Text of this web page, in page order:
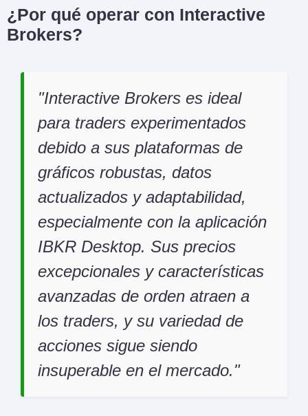
¿Por qué operar con Interactive
Brokers?
Interactive Brokers es ideal
para traders experimentados
debido a sus plataformas de
gráficos robustas, datos
actualizados y adaptabilidad,
especialmente con la aplicación
IBKR Desktop. Sus precios
excepcionales y características
avanzadas de orden atraen a
los traders, y su variedad de
acciones sigue siendo
insuperable en el mercado.